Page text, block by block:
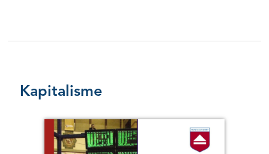
Kapitalisme